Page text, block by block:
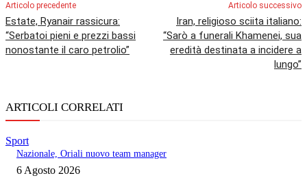
Articolo precedente
Estate, Ryanair rassicura:
“Serbatoi pieni e prezzi bassi
nonostante il caro petrolio”
Articolo successivo
Iran, religioso sciita italiano:
“Sarò a funerali Khamenei, sua
eredità destinata a incidere a
lungo”
ARTICOLI CORRELATI
Sport
Nazionale, Oriali nuovo team manager
6 Agosto 2026